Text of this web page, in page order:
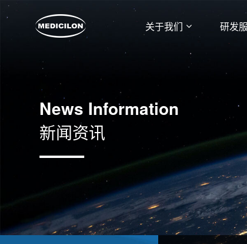
关于我们 研发
News Information
新闻资讯